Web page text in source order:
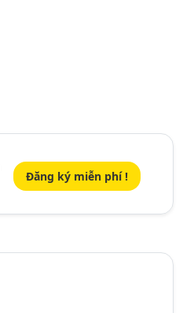
Đăng ký miễn phí !